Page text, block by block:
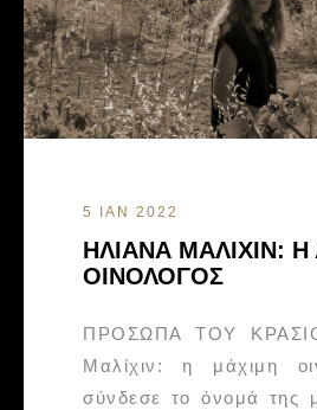
5 ΙΑΝ 2022
ΗΛΙΑΝΑ ΜΑΛΙΧΙΝ:
ΟΙΝΟΛΟΓΟΣ
ΠΡΟΣΩΠΑ ΤΟΥ
Μαλίχιν: η μάχιμη
σύνδεσε το όνομά της